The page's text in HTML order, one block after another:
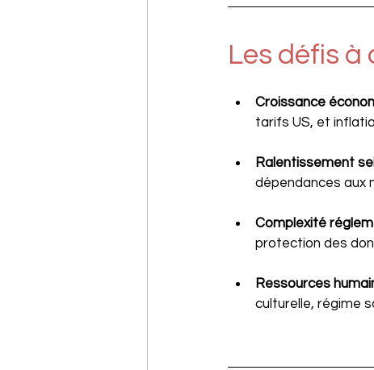
Les défis à
Croissance
tarifs US, et
Ralentissement
dépendances aux
Complexité
protection des
Ressources
culturelle, régime